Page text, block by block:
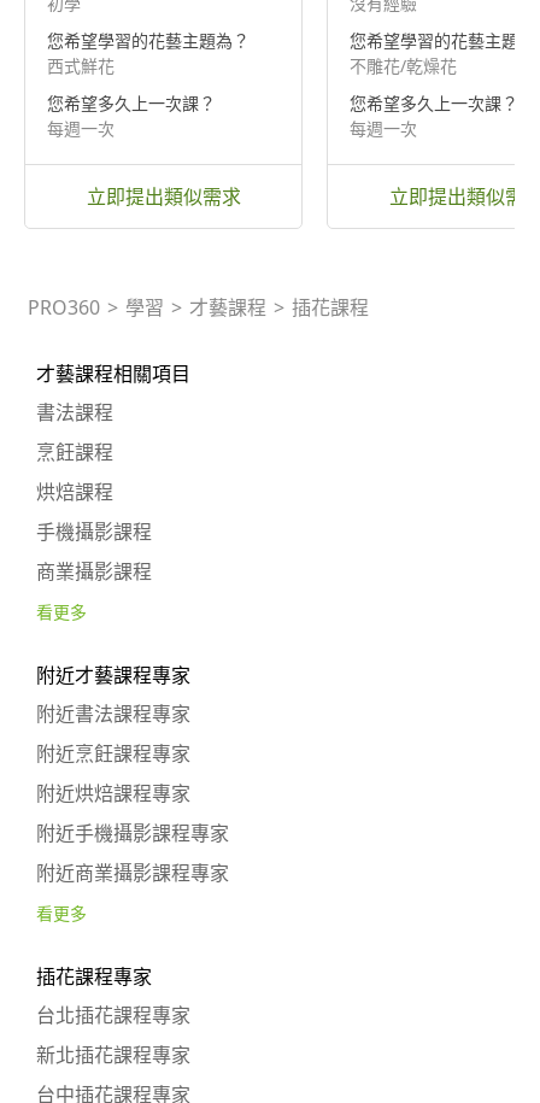
您希望學習的花藝主題為？
西式鮮花
您希望多久上一次課？
每週一次
立即提出類似需求
您希望學習的花藝主題為
不雕花/乾燥花
您希望多久上一次課？
每週一次
立即提出類似需
PRO360 > 學習 > 才藝課程 > 插花課程
才藝課程相關項目
書法課程
烹飪課程
烘焙課程
手機攝影課程
商業攝影課程
看更多
附近才藝課程專家
附近書法課程專家
附近烹飪課程專家
附近烘焙課程專家
附近手機攝影課程專家
附近商業攝影課程專家
看更多
插花課程專家
台北插花課程專家
新北插花課程專家
台中插花課程專家